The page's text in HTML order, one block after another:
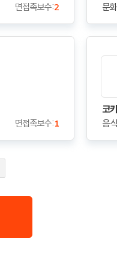
면접족보수 :2 문
면접족보수 :1
코
음·